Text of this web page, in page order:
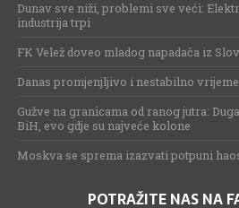
Dunav sve niži, problemi sve veći:
industrija trpi
FK Velež doveo mladog napadača iz
Danas promjenjljivo i nestabilno vrijeme
Gužve na granicama od ranog jutra:
BiH, evo gdje su najveće kolone
Moskva se sprema izazvati potpuni
POTRAŽITE NAS NA